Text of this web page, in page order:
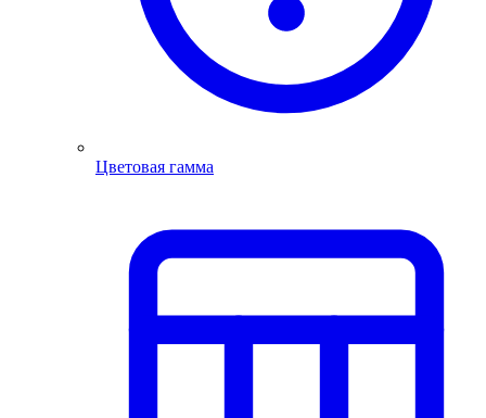
Цветовая гамма